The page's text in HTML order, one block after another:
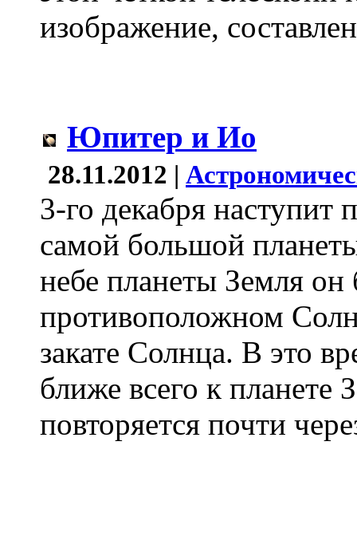
изображение,
Юпитер и Ио
28.11.2012 |
3-го декабря наступит
самой большой
небе планеты Земля он
противоположном
закате Солнца. В это
ближе всего к планете
повторяется почти